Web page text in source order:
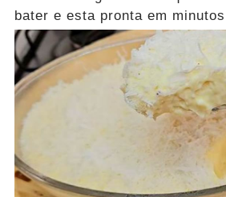
bater e esta pronta em